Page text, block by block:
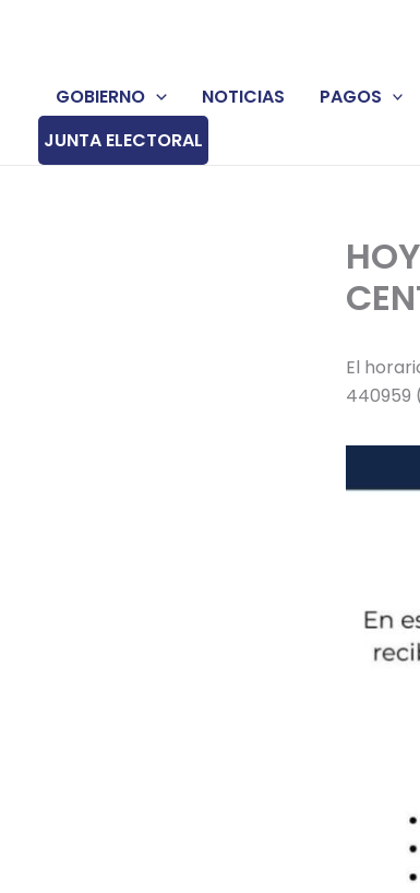
GOBIERNO
NOTICIAS PAGOS
JUNTA ELECTORAL
El
440959